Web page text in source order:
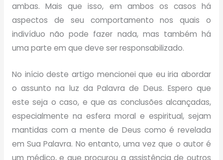
ambas. Mais que isso, em ambos os casos há
aspectos de seu comportamento nos quais o
indivíduo não pode fazer nada, mas também há
uma parte em que deve ser responsabilizado.
No início deste artigo mencionei que eu iria abordar
o assunto na luz da Palavra de Deus. Espero que
este seja o caso, e que as conclusões alcançadas,
especialmente na esfera moral e espiritual, sejam
mantidas com a mente de Deus como é revelada
em Sua Palavra. No entanto, uma vez que o autor é
um médico, e que procurou a assistência de outros